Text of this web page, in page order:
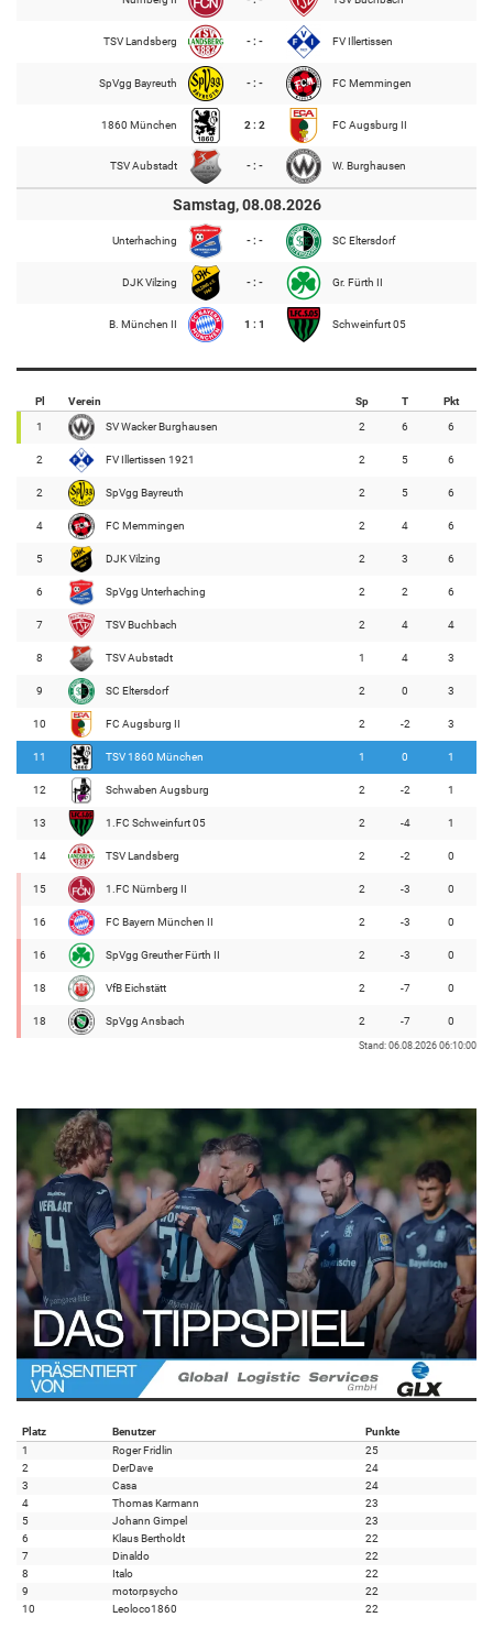
TSV Landsberg - : - FV Illertissen
SpVgg Bayreuth - : - FC Memmingen
1860 München 2 : 2 FC Augsburg II
TSV Aubstadt - : - W. Burghausen
Samstag, 08.08.2026
Unterhaching - : - SC Eltersdorf
DJK Vilzing - : - Gr. Fürth II
B. München II 1 : 1 Schweinfurt 05
Pl Verein Sp T Pkt
1 SV Wacker Burghausen 2 6 6
2 FV Illertissen 1921 2 5 6
2 SpVgg Bayreuth 2 5 6
4 FC Memmingen 2 4 6
5 DJK Vilzing 2 3 6
6 SpVgg Unterhaching 2 2 6
7 TSV Buchbach 2 4 4
8 TSV Aubstadt 1 4 3
9 SC Eltersdorf 2 0 3
10 FC Augsburg II 2 -2 3
11 TSV 1860 München 1 0 1
12 Schwaben Augsburg 2 -2 1
13 1.FC Schweinfurt 05 2 -4 1
14 TSV Landsberg 2 -2 0
15 1.FC Nürnberg II 2 -3 0
16 FC Bayern München II 2 -3 0
16 SpVgg Greuther Fürth II 2 -3 0
18 VfB Eichstätt 2 -7 0
18 SpVgg Ansbach 2 -7 0
Stand: 06.08.2026 06:10:00
Platz Benutzer
Punkte
1
Roger Fridlin
25
2
DerDave
24
3
Casa
24
4
Thomas Karmann
23
5
Johann Gimpel
23
6
Klaus Bertholdt
22
7
Dinaldo
22
8
Italo
22
9
motorpsycho
22
10
Leoloco1860 22